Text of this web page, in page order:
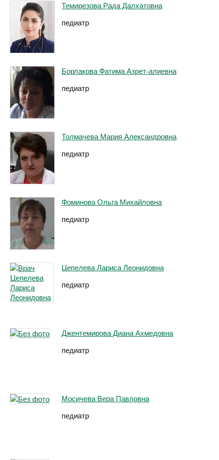
Темирезова Рада Далхатовна
педиатр
Борлакова Фатима Азрет-алиевна
педиатр
Толмачева Мария Александровна
педиатр
Фоминова Ольга Михайловна
педиатр
Цепелева Лариса Леонидовна
педиатр
Джентемирова Диана Ахмедовна
педиатр
Мосичева Вера Павловна
педиатр